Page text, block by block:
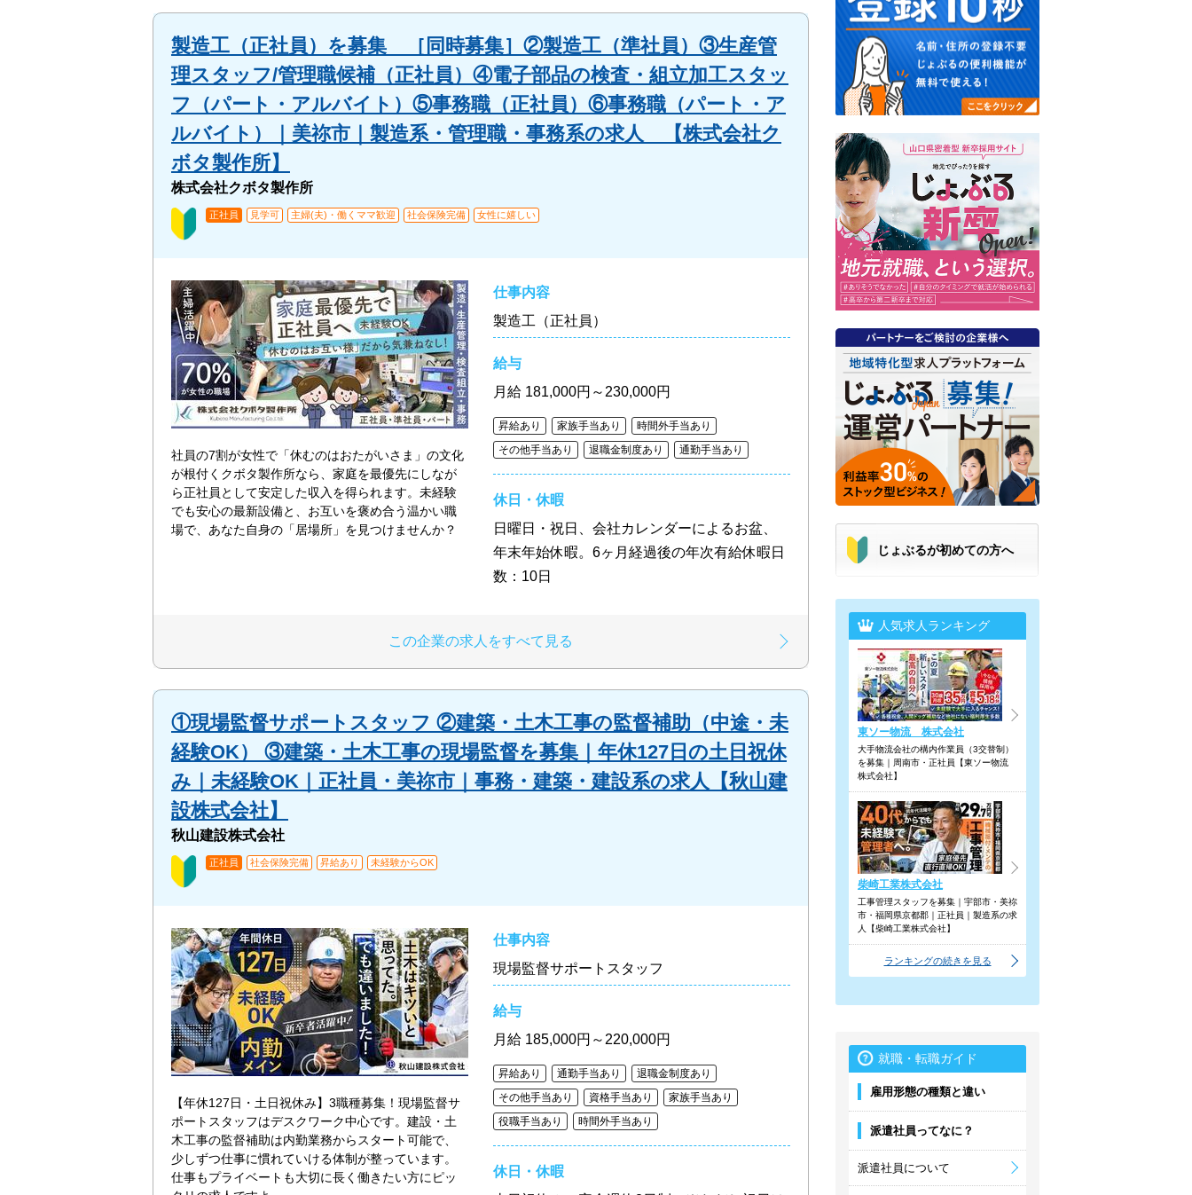
製造工（正社員）を募集 ［同時募集］②製造工（準社員）③生産管
理スタッフ/管理職候補（正社員）④電子部品の検査・組立加工スタッ
フ（パート・アルバイト）⑤事務職（正社員）⑥事務職（パート・ア
ルバイト）｜美祢市｜製造系・管理職・事務系の求人 【株式会社ク
ボタ製作所】
株式会社クボタ製作所
正社員 見学可 主婦(夫)・働くママ歓迎 社会保険完備 女性に嬉しい
社員の7割が女性で「休むのはおたがいさま」の文化
が根付くクボタ製作所なら、家庭を最優先にしなが
ら正社員として安定した収入を得られます。未経験
でも安心の最新設備と、お互いを褒め合う温かい職
場で、あなた自身の「居場所」を見つけませんか？
仕事内容
製造工（正社員）
給与
月給 181,000円～230,000円
昇給あり 家族手当あり
時間外手当あり
その他手当あり
退職金制度あり 通勤手当あり
休日・休暇
日曜日・祝日、会社カレンダーによるお盆、
年末年始休暇。6ヶ月経過後の年次有給休暇日
数：10日
この企業の求人をすべて見る
①現場監督サポートスタッフ ②建築・土木工事の監督補助（中途・未
経験OK） ③建築・土木工事の現場監督を募集｜年休127日の土日祝休
み｜未経験OK｜正社員・美祢市｜事務・建築・建設系の求人【秋山建
設株式会社】
秋山建設株式会社
正社員 社会保険完備 昇給あり 未経験からOK
【年休127日・土日祝休み】3職種募集！現場監督サ
ポートスタッフはデスクワーク中心です。建設・土
木工事の監督補助は内勤業務からスタート可能で、
少しずつ仕事に慣れていける体制が整っています。
仕事もプライベートも大切に長く働きたい方にピッ
仕事内容
現場監督サポートスタッフ
給与
月給 185,000円～220,000円
昇給あり 通勤手当あり
退職金制度あり
その他手当あり
資格手当あり
家族手当あり
役職手当あり
時間外手当あり
休日・休暇
じょぶるが初めての方へ
人気求人ランキング
東ソー物流 株式会社
大手物流会社の構内作業員（3交替制）
を募集｜周南市・正社員【東ソー物流
株式会社】
柴崎工業株式会社
工事管理スタッフを募集｜宇部市・美祢
市・福岡県京都郡｜正社員｜製造系の求
人【柴崎工業株式会社】
ランキングの続きを見る
就職・転職ガイド
雇用形態の種類と違い
派遣社員ってなに？
派遣社員について